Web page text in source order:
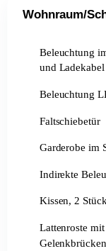
Wohnraum/
Beleuchtung
und Ladekabel
Beleuchtung
Faltschiebetür
Garderobe im
Indirekte
Kissen, 2 Stück
Lattenroste